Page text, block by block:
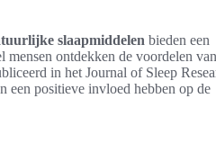
slaapmiddelen bieden een
ontdekken de voordelen van
in het Journal of Sleep
een positieve invloed hebben op de